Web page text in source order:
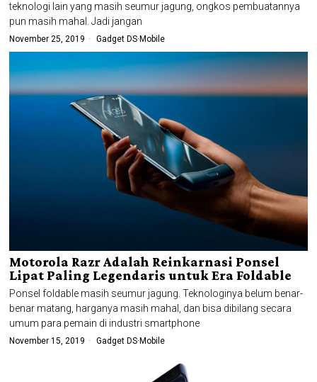
teknologi lain yang masih seumur jagung, ongkos pembuatannya
pun masih mahal. Jadi jangan
November 25, 2019 Gadget DS· Mobile
Motorola Razr Adalah Reinkarnasi Ponsel
Lipat Paling Legendaris untuk Era Foldable
Ponsel foldable masih seumur jagung. Teknologinya belum benar-
benar matang, harganya masih mahal, dan bisa dibilang secara
umum para pemain di industri smartphone
November 15, 2019 Gadget DS·Mobile